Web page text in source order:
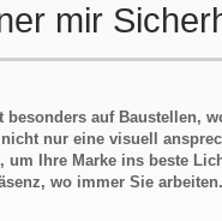
mir
auf Baustellen,
nur eine visuell
um Ihre Marke ins beste
wo immer Sie arbeiten.